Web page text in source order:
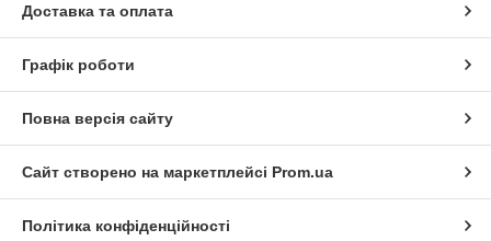
Доставка та оплата
Графік роботи
Повна версія сайту
Сайт створено на маркетплейсі Prom.ua
Політика конфіденційності